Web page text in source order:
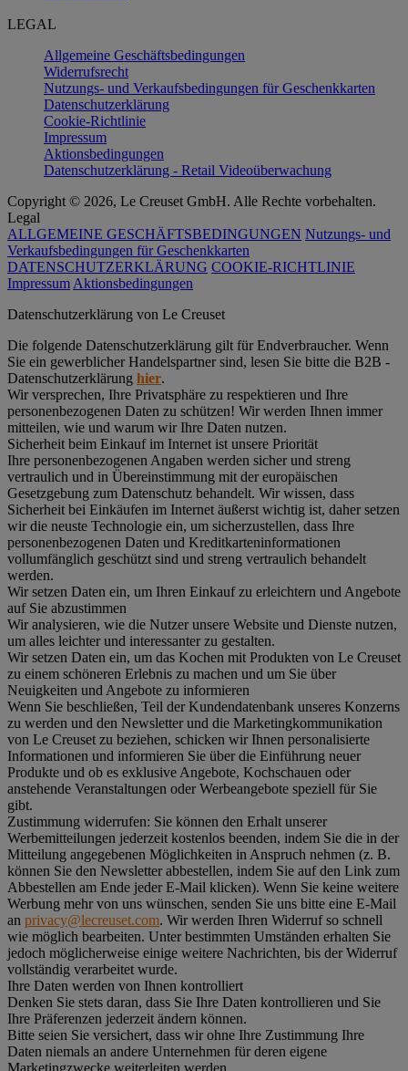
LEGAL
Allgemeine Geschäftsbedingungen
Widerrufsrecht
Nutzungs- und Verkaufsbedingungen für Geschenkkarten
Datenschutzerklärung
Cookie-Richtlinie
Impressum
Aktionsbedingungen
Datenschutzerklärung - Retail Videoüberwachung
Copyright © 2026, Le Creuset GmbH. Alle Rechte vorbehalten.
Legal
ALLGEMEINE GESCHÄFTSBEDINGUNGEN Nutzungs- und
Verkaufsbedingungen für Geschenkkarten
DATENSCHUTZERKLÄRUNG COOKIE-RICHTLINIE
Impressum Aktionsbedingungen
Datenschutz­erklärung von Le Creuset
Die folgende Datenschutzerklärung gilt für Endverbraucher. Wenn
Sie ein gewerblicher Handelspartner sind, lesen Sie bitte die B2B -
Datenschutzerklärung hier.
Wir versprechen, Ihre Privatsphäre zu respektieren und Ihre
personenbezogenen Daten zu schützen! Wir werden Ihnen immer
mitteilen, wie und warum wir Ihre Daten nutzen.
Sicherheit beim Einkauf im Internet ist unsere Priorität
Ihre personenbezogenen Angaben werden sicher und streng
vertraulich und in Übereinstimmung mit der europäischen
Gesetzgebung zum Datenschutz behandelt. Wir wissen, dass
Sicherheit bei Einkäufen im Internet äußerst wichtig ist, daher setzen
wir die neuste Technologie ein, um sicherzustellen, dass Ihre
personenbezogenen Daten und Kreditkarteninformationen
vollumfänglich geschützt sind und streng vertraulich behandelt
werden.
Wir setzen Daten ein, um Ihren Einkauf zu erleichtern und Angebote
auf Sie abzustimmen
Wir analysieren, wie die Nutzer unsere Website und Dienste nutzen,
um alles leichter und interessanter zu gestalten.
Wir setzen Daten ein, um das Kochen mit Produkten von Le Creuset
zu einem schöneren Erlebnis zu machen und um Sie über
Neuigkeiten und Angebote zu informieren
Wenn Sie beschließen, Teil der Kundendatenbank unseres Konzerns
zu werden und den Newsletter und die Marketingkommunikation
von Le Creuset zu beziehen, schicken wir Ihnen personalisierte
Informationen und informieren Sie über die Einführung neuer
Produkte und ob es exklusive Angebote, Kochschauen oder
anstehende Veranstaltungen oder Werbeangebote speziell für Sie
gibt.
Zustimmung widerrufen: Sie können den Erhalt unserer
Werbemitteilungen jederzeit kostenlos beenden, indem Sie die in der
Mitteilung angegebenen Möglichkeiten in Anspruch nehmen (z. B.
können Sie den Newsletter abbestellen, indem Sie auf den Link zum
Abbestellen am Ende jeder E-Mail klicken). Wenn Sie keine weitere
Werbung mehr von uns wünschen, senden Sie uns bitte eine E-Mail
an privacy@lecreuset.com. Wir werden Ihren Widerruf so schnell
wie möglich bearbeiten. Unter bestimmten Umständen erhalten Sie
jedoch möglicherweise einige weitere Nachrichten, bis der Widerruf
vollständig verarbeitet wurde.
Ihre Daten werden von Ihnen kontrolliert
Denken Sie stets daran, dass Sie Ihre Daten kontrollieren und Sie
Ihre Präferenzen jederzeit ändern können.
Bitte seien Sie versichert, dass wir ohne Ihre Zustimmung Ihre
Daten niemals an andere Unternehmen für deren eigene
Marketingzwecke weiterleiten werden.